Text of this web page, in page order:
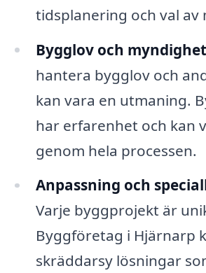
tidsplanering och val av
Bygglov och
hantera bygglov och
kan vara en utmaning.
har erfarenhet och kan
genom hela processen.
Anpassning och
Varje byggprojekt är
Byggföretag i Hjärnarp
skräddarsy lösningar